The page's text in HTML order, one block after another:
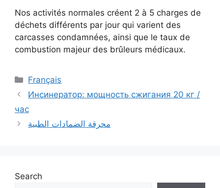
Nos activités normales créent 2 à 5 charges de
déchets différents par jour qui varient des
carcasses condamnées, ainsi que le taux de
combustion majeur des brûleurs médicaux.
Categories
Français
Инсинератор: мощность сжигания 20 кг /
час
محرقة الضمادات الطبية
Search